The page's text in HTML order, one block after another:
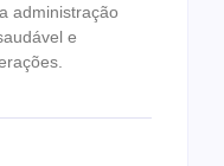
administração
e